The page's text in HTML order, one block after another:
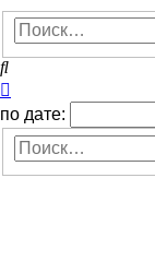
Поиск
поиск
по дате: